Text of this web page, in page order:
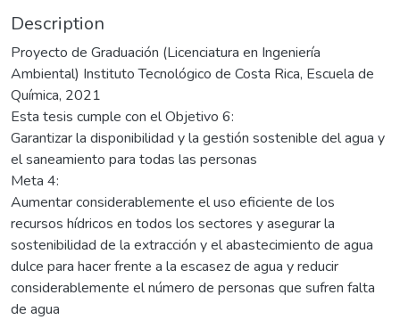
Description
Proyecto de Graduación (Licenciatura en Ingeniería
Ambiental) Instituto Tecnológico de Costa Rica, Escuela de
Química, 2021
Esta tesis cumple con el Objetivo 6:
Garantizar la disponibilidad y la gestión sostenible del agua y
el saneamiento para todas las personas
Meta 4:
Aumentar considerablemente el uso eficiente de los
recursos hídricos en todos los sectores y asegurar la
sostenibilidad de la extracción y el abastecimiento de agua
dulce para hacer frente a la escasez de agua y reducir
considerablemente el número de personas que sufren falta
de agua